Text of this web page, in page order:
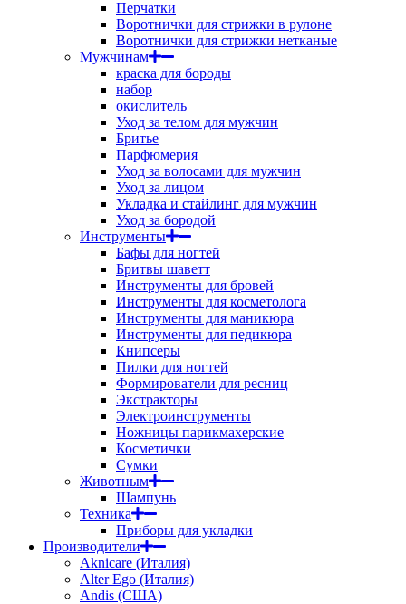
Перчатки
Воротнички для стрижки в рулоне
Воротнички для стрижки нетканые
Мужчинам
краска для бороды
набор
окислитель
Уход за телом для мужчин
Бритье
Парфюмерия
Уход за волосами для мужчин
Уход за лицом
Укладка и стайлинг для мужчин
Уход за бородой
Инструменты
Бафы для ногтей
Бритвы шаветт
Инструменты для бровей
Инструменты для косметолога
Инструменты для маникюра
Инструменты для педикюра
Книпсеры
Пилки для ногтей
Формирователи для ресниц
Экстракторы
Электроинструменты
Ножницы парикмахерские
Косметички
Сумки
Животным
Шампунь
Техника
Приборы для укладки
Производители
Aknicare (Италия)
Alter Ego (Италия)
Andis (США)